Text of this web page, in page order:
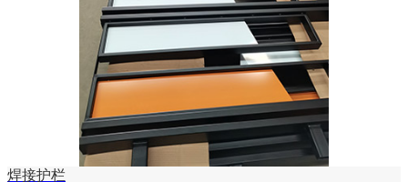
焊接护栏